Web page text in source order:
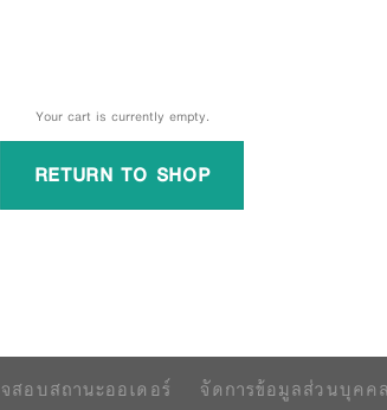
Your cart is currently empty.
RETURN TO SHOP
สอบสถานะออเดอร์ จัดการข้อมูลส่วนบุคคล